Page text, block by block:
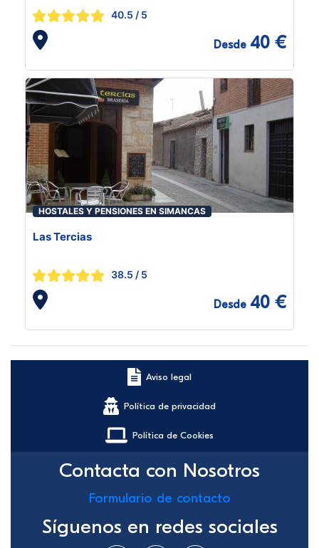
40.5 / 5
Desde 40 €
HOSTALES Y PENSIONES EN SIMANCAS
Las Tercias
38.5 / 5
Desde 40 €
Aviso legal
Política de privacidad
Política de Cookies
Contacta con Nosotros
Formulario de contacto
Síguenos en redes sociales